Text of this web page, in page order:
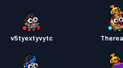
v5tyextyvytc